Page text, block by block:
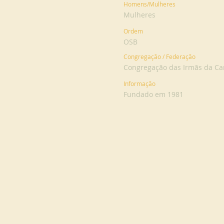
Homens/Mulheres
Mulheres
Ordem
OSB
Congregação / Federação
Congregação das Irmãs da
Informação
Fundado em 1981